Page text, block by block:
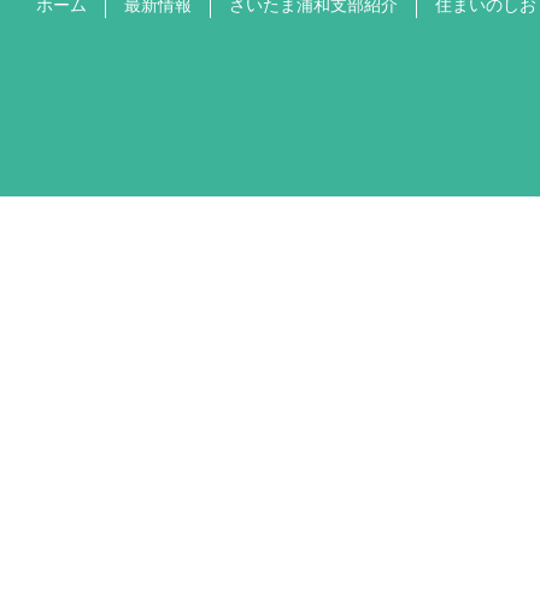
ホーム 最新情報 さいたま浦和支部紹介 住まいのしお